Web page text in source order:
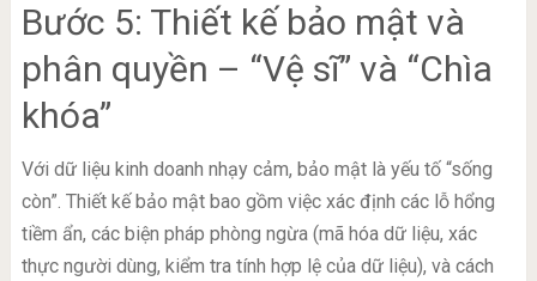
Bước 5: Thiết kế bảo mật và
phân quyền – “Vệ sĩ” và “Chìa
khóa”
Với dữ liệu kinh doanh nhạy cảm, bảo mật là yếu tố “sống
còn”. Thiết kế bảo mật bao gồm việc xác định các lỗ hổng
tiềm ẩn, các biện pháp phòng ngừa (mã hóa dữ liệu, xác
thực người dùng, kiểm tra tính hợp lệ của dữ liệu), và cách